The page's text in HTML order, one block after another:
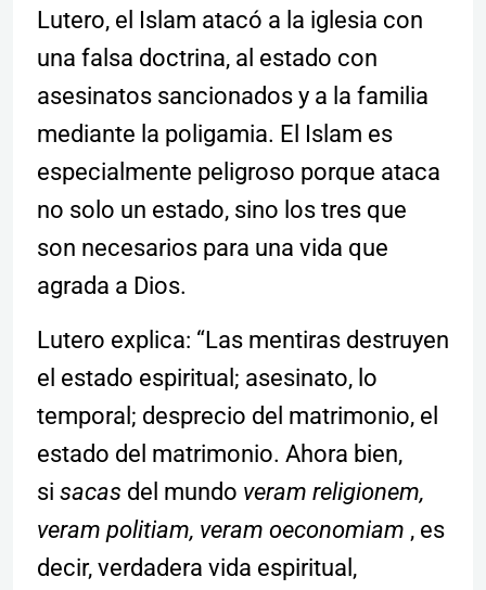
Lutero, el Islam atacó a la iglesia con
una falsa doctrina, al estado con
asesinatos sancionados y a la familia
mediante la poligamia. El Islam es
especialmente peligroso porque ataca
no solo un estado, sino los tres que
son necesarios para una vida que
agrada a Dios.
Lutero explica: “Las mentiras destruyen
el estado espiritual; asesinato, lo
temporal; desprecio del matrimonio, el
estado del matrimonio. Ahora bien,
si sacas del mundo veram religionem,
veram politiam, veram oeconomiam , es
decir, verdadera vida espiritual,